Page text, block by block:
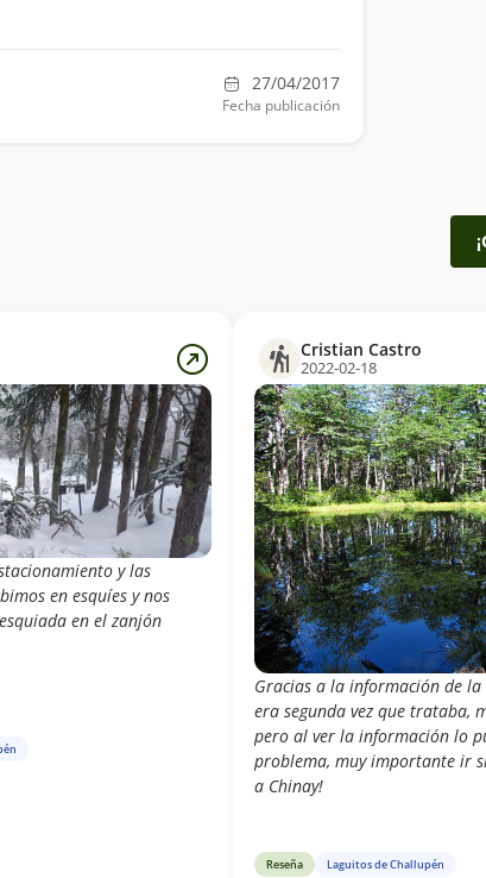
27/04/2017
Fecha publicación
y las
en esquíes y nos
en el zanjón
Cristian Castro
2022-02-18
Gracias a la información de
era segunda vez que trataba,
pero al ver la información lo
problema, muy importante ir
a Chinay!
Reseña Laguitos de Challupén